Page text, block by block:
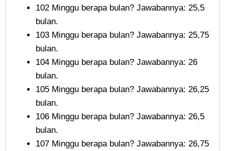
102 Minggu berapa bulan? Jawabannya: 25,5
bulan.
103 Minggu berapa bulan? Jawabannya: 25,75
bulan.
104 Minggu berapa bulan? Jawabannya: 26
bulan.
105 Minggu berapa bulan? Jawabannya: 26,25
bulan.
106 Minggu berapa bulan? Jawabannya: 26,5
bulan.
107 Minggu berapa bulan? Jawabannya: 26,75